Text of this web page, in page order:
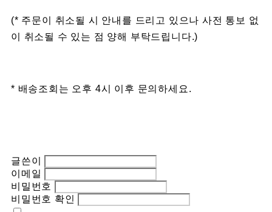
(* 주문이 취소될 시 안내를 드리고 있으나 사전 통보 없
이 취소될 수 있는 점 양해 부탁드립니다.)
* 배송조회는 오후 4시 이후 문의하세요.
글쓴이
이메일
비밀번호
비밀번호 확인